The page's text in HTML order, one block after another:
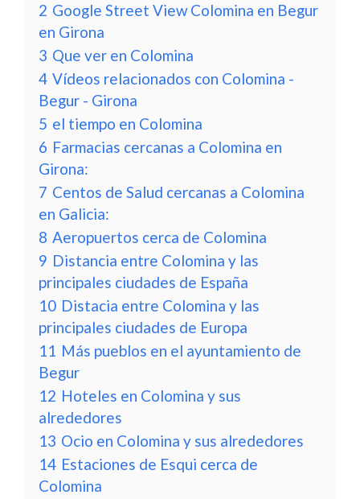
2 Google Street View Colomina en Begur
en Girona
3 Que ver en Colomina
4 Vídeos relacionados con Colomina -
Begur - Girona
5 el tiempo en Colomina
6 Farmacias cercanas a Colomina en
Girona:
7 Centos de Salud cercanas a Colomina
en Galicia:
8 Aeropuertos cerca de Colomina
9 Distancia entre Colomina y las
principales ciudades de España
10 Distacia entre Colomina y las
principales ciudades de Europa
11 Más pueblos en el ayuntamiento de
Begur
12 Hoteles en Colomina y sus
alrededores
13 Ocio en Colomina y sus alrededores
14 Estaciones de Esqui cerca de
Colomina